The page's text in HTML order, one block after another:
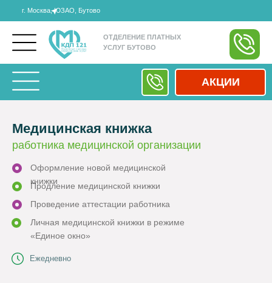
г. Москва, ЮЗАО, Бутово
ОТДЕЛЕНИЕ ПЛАТНЫХ
УСЛУГ БУТОВО
АКЦИИ
Ежедневно
Медицинская книжка
Оформление новой медицинской
книжки
Проведение аттестации работника
Продление медицинской книжки
работника медицинской организации
Личная медицинской книжки в режиме
«Единое окно»